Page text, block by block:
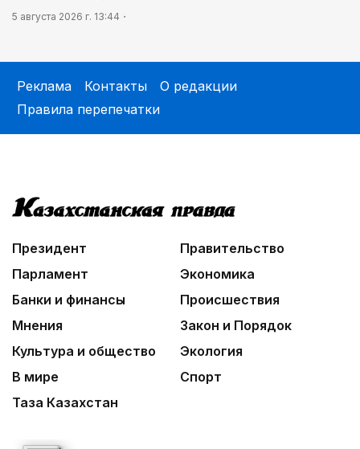
5 августа 2026 г. 13:44
Реклама Контакты
О редакции
Правила перепечатки
Президент
Правительство
Парламент
Экономика
Банки и финансы
Происшествия
Мнения
Закон и Порядок
Культура и общество
Экология
В мире
Спорт
Таза Казахстан